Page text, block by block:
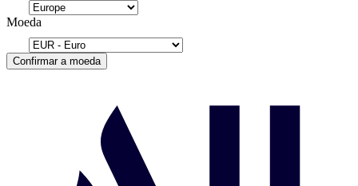
Moeda
Confirmar a moeda